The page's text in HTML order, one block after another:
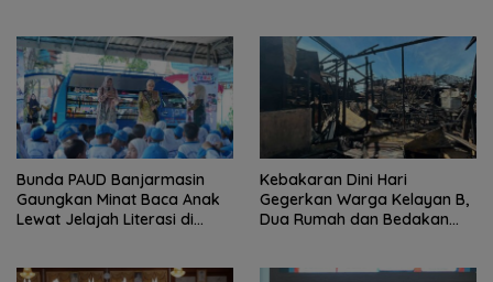
Bunda PAUD Banjarmasin
Gaungkan Minat Baca Anak
Lewat Jelajah Literasi di
Kebakaran Dini Hari
Gegerkan Warga Kelayan B,
Dua Rumah dan Bedakan